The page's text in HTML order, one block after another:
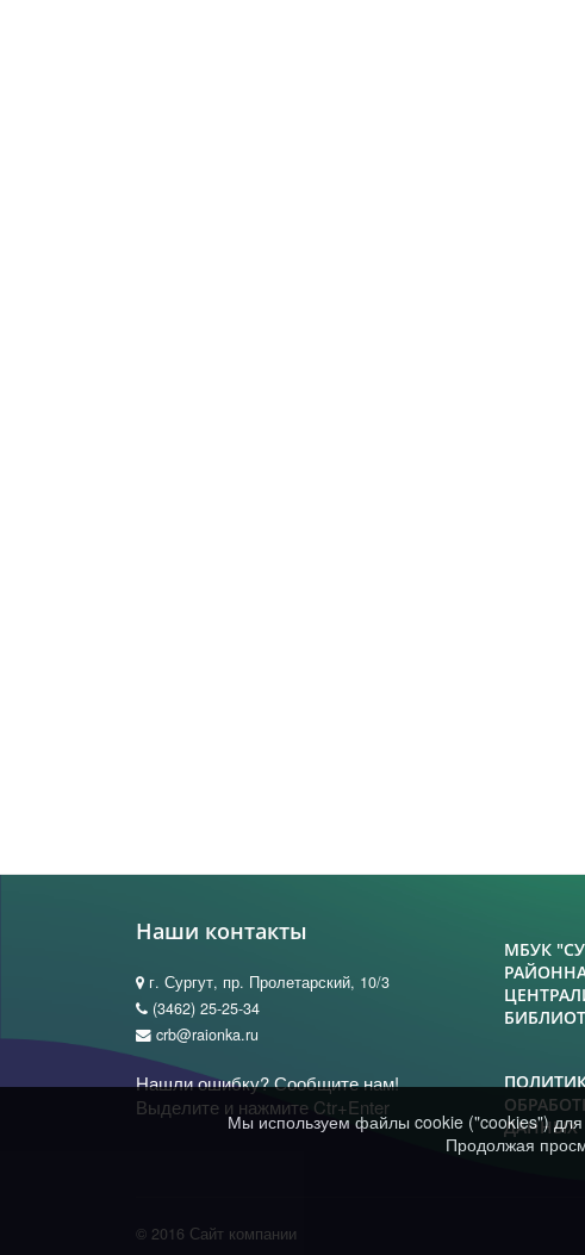
Наши контакты
г. Сургут, пр. Пролетарский, 10/3
(3462) 25-25-34
crb@raionka.ru
Нашли ошибку? Сообщите нам!
Выделите и нажмите Ctr+Enter
МБУК
ДАННЫХ
© 2016 Сайт компании
Мы используем файлы cookie ("cookies")
Продолжая